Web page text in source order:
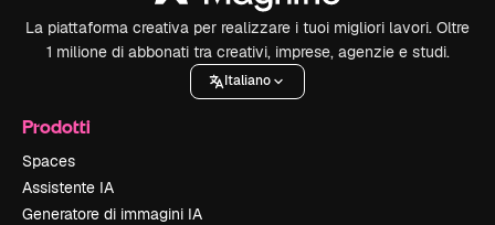
La piattaforma creativa per realizzare i tuoi migliori lavori. Oltre
1 milione di abbonati tra creativi, imprese, agenzie e studi.
Italiano
Prodotti
Spaces
Assistente IA
Generatore di immagini IA